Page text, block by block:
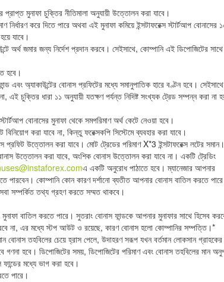
মুনাফা চুক্তির নীতিমালা অনুযায়ী উত্তোলন করা যাবে।
করে দিতে পারে অথবা এই মুনাফা কমিয়ে ইন্সটাফরেক্স স্টার্টআপ বোনাসের
যাবে।
অর্থ জমার জন্য নির্দেশ প্রদান করবে। সেইসাথে, কোম্পানি এই ডিপোজিটের সাথে
হবে।
এবং অ্যাকাউন্টের বোনাস প্রফিটের মধ্যে সমানুপাতিক হারে বণ্টন হবে।
চুক্তির ধারা ১১ অনুযায়ী যতক্ষণ পর্যন্ত নিদিষ্ট সংখ্যক ট্রেড সম্পন্ন করা না
বোনাসের মুনাফা থেকে সমপরিমাণ অর্থ কেটে নেওয়া হবে।
করা যাবে না, কিন্তু ফরেক্সকপি সিস্টেমে ব্যবহার করা যাবে।
প্রফিট উত্তোলন করা যাবে। মোট ট্রেডের পরিমাণ X*3 ইন্সটাফরেক্স লটের সমান।
উত্তোলন করা যাবে, অংশিক বোনাস উত্তোলন করা যাবে না। একটি ট্রেডিং
এ একটি অনুরোধ পাঠাতে হবে। ম্যানেজার আপনার
কোম্পানি কোন কারণ দর্শানো ব্যতীত আপনার বোনাস বাতিল করতে
সম্পর্কিত তথ্য গ্রহণ করতে সম্মত থাকবে।
বাতিল করতে পারে। সুতরাং বোনাস ফান্ডকে আপনার মুনাফার সাথে হিসেব
না, এর মধ্যে স্টপ আউট ও রয়েছে, কারণ বোনাস হলো কোম্পানির সম্পত্তি।*
বোনাস তহবিলের চেয়ে হ্রাস পেলে, উদাহরণ সরূপ যখন বর্তমান লোকসান
গণনা হবে। ডিপোজিটের সময়, ডিপোজিটের পরিমাণ এবং বোনাস তহবিলের মান
মধ্যে ভাগ করা হবে।
পারে।